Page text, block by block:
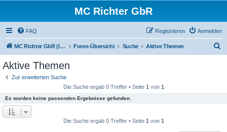
MC Richter GbR
FAQ Anmelden
Registrieren
MC Richter GbR (Impressum / Datenschutz) Foren-Übersicht Suche Aktive Themen
Aktive Themen
Zur erweiterten Suche
Die Suche ergab 0 Treffer • Seite 1 von 1
Es wurden keine passenden Ergebnisse gefunden.
Die Suche ergab 0 Treffer • Seite 1 von 1